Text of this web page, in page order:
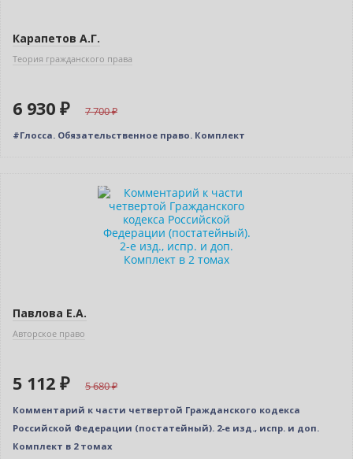
Карапетов А.Г.
Теория гражданского права
6 930 ₽ 7 700
#Глосса. Обязательственное право. Комплект
–10% (скидка 568 ₽)
Павлова Е.А.
Авторское право
5 112 ₽ 5 680
Комментарий к части четвертой Гражданского кодекса
Российской Федерации (постатейный). 2-е изд., испр. и доп.
Комплект в 2 томах